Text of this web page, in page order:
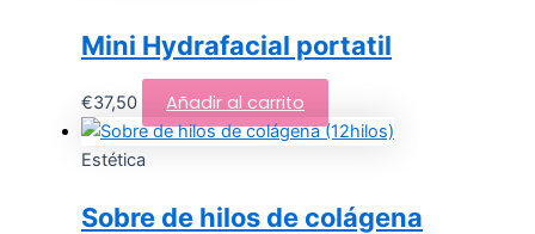
Mini Hydrafacial portatil
€37,50 Añadir al carrito
Estética
Sobre de hilos de colágena